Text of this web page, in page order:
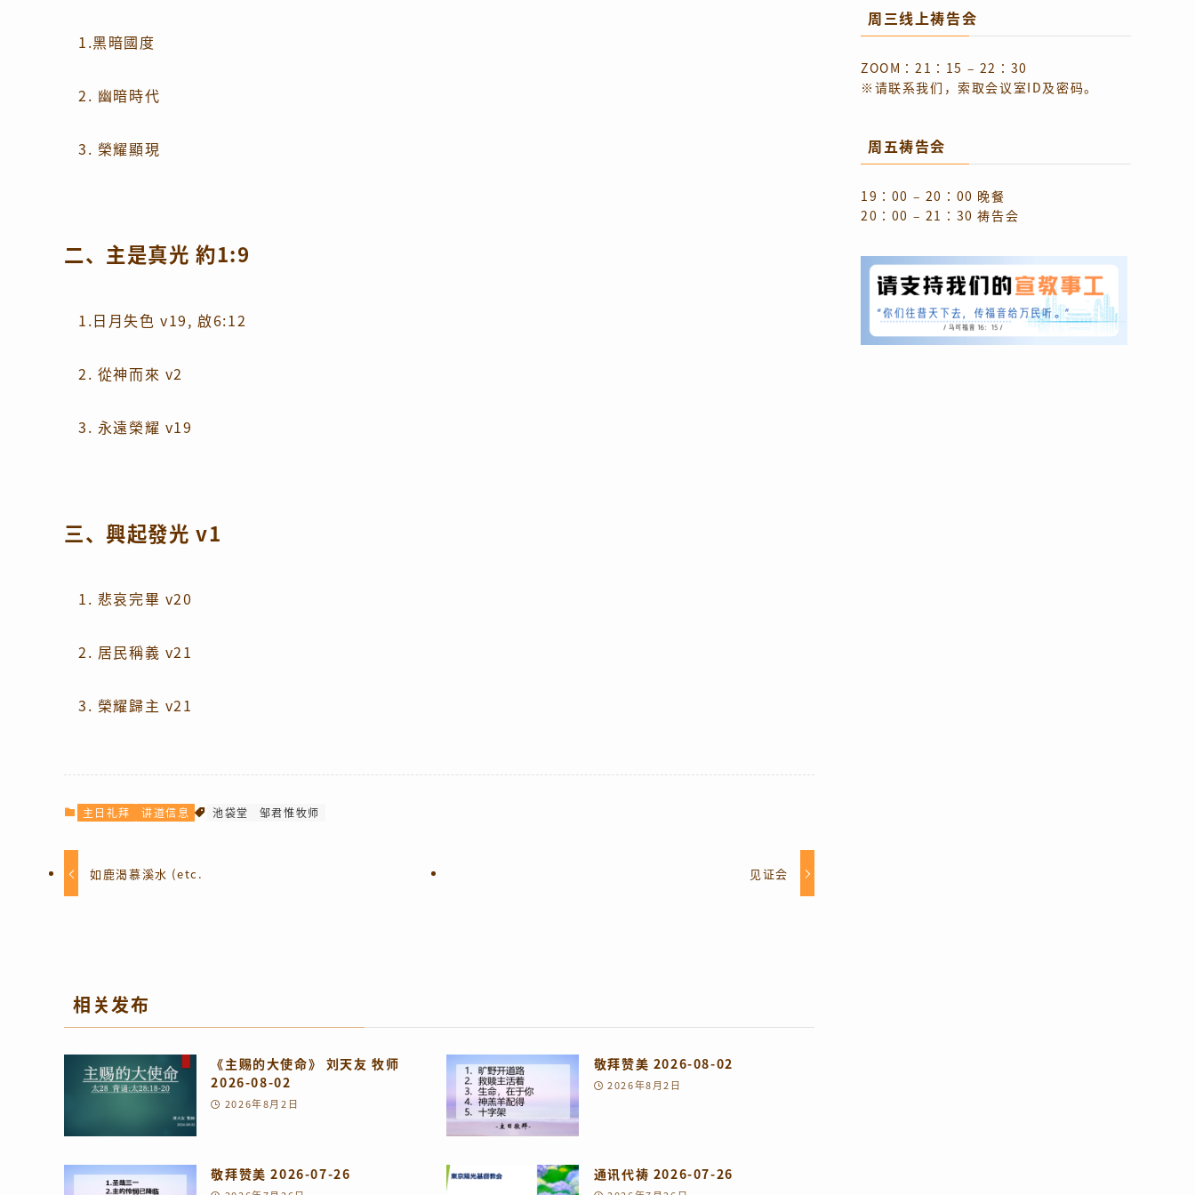
1.黑暗國度
2. 幽暗時代
3. 榮耀顯現
二、主是真光 約1:9
1.日月失色 v19, 啟6:12
2. 從神而來 v2
3. 永遠榮耀 v19
三、興起發光 v1
1. 悲哀完畢 v20
2. 居民稱義 v21
3. 榮耀歸主 v21
主日礼拜 讲道信息 池袋堂 邹君惟牧师
如鹿渴慕溪水 (etc. 见证会
相关发布
《主赐的大使命》 刘天友 牧师
2026-08-02
2026年8月2日
敬拜赞美 2026-08-02
2026年8月2日
敬拜赞美 2026-07-26 通讯代祷 2026-07-26
周三线上祷告会
ZOOM：21：15 – 22：30
※请联系我们，索取会议室ID及密码。
周五祷告会
19：00 – 20：00 晚餐
20：00 – 21：30 祷告会